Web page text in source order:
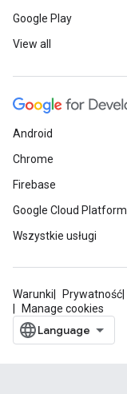
Google Play
View all
Android
Chrome
Firebase
Google Cloud Platform
Wszystkie usługi
Warunki Prywatność
Manage cookies